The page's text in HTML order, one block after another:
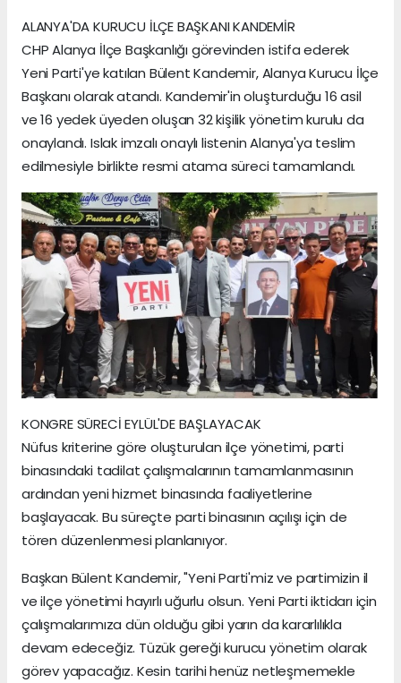
ALANYA'DA KURUCU İLÇE BAŞKANI KANDEMİR
CHP Alanya İlçe Başkanlığı görevinden istifa ederek
Yeni Parti'ye katılan Bülent Kandemir, Alanya Kurucu İlçe
Başkanı olarak atandı. Kandemir'in oluşturduğu 16 asil
ve 16 yedek üyeden oluşan 32 kişilik yönetim kurulu da
onaylandı. Islak imzalı onaylı listenin Alanya'ya teslim
edilmesiyle birlikte resmi atama süreci tamamlandı.
KONGRE SÜRECİ EYLÜL'DE BAŞLAYACAK
Nüfus kriterine göre oluşturulan ilçe yönetimi, parti
binasındaki tadilat çalışmalarının tamamlanmasının
ardından yeni hizmet binasında faaliyetlerine
başlayacak. Bu süreçte parti binasının açılışı için de
tören düzenlenmesi planlanıyor.
Başkan Bülent Kandemir, "Yeni Parti'miz ve partimizin il
ve ilçe yönetimi hayırlı uğurlu olsun. Yeni Parti iktidarı için
çalışmalarımıza dün olduğu gibi yarın da kararlılıkla
devam edeceğiz. Tüzük gereği kurucu yönetim olarak
görev yapacağız. Kesin tarihi henüz netleşmemekle